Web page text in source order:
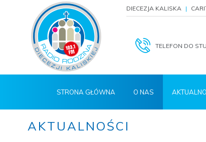
DIECEZJA KALISKA
TELEFON DO
STRONA GŁÓWNA O NAS
AKTUALNOŚCI